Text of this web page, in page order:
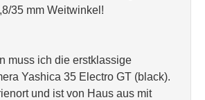
35 mm Weitwinkel!
muss ich die erstklassige
Yashica 35 Electro GT (black).
und ist von Haus aus mit